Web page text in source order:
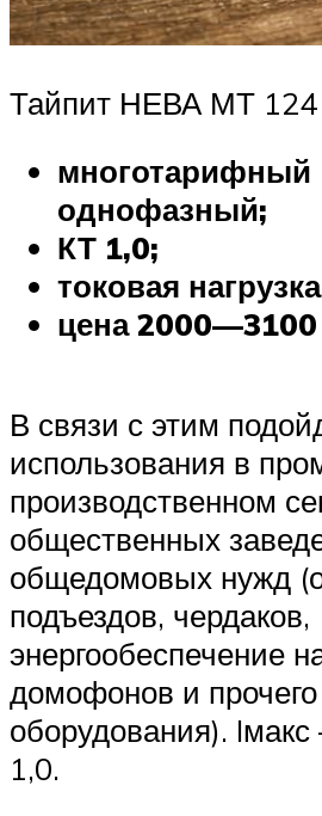
Тайпит НЕВА МТ 124
многотарифный
однофазный;
КТ 1,0;
токовая
цена 2000—3100
В связи с этим
использования в
производственном
общественных
общедомовых нужд
подъездов, чердаков,
энергообеспечение
домофонов и прочего
оборудования).
1,0.